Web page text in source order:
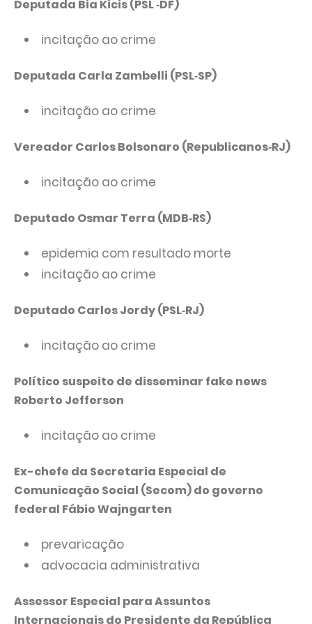
Deputada Bia Kicis (PSL ‑DF)
incitação ao crime
Deputada Carla Zambelli (PSL‑SP)
incitação ao crime
Vereador Carlos Bolsonaro (Republicanos‑RJ)
incitação ao crime
Deputado Osmar Terra (MDB‑RS)
epidemia com resultado morte
incitação ao crime
Deputado Carlos Jordy (PSL‑RJ)
incitação ao crime
Político suspeito de disseminar fake news
Roberto Jefferson
incitação ao crime
Ex-chefe da Secretaria Especial de
Comunicação Social (Secom) do governo
federal Fábio Wajngarten
prevaricação
advocacia administrativa
Assessor Especial para Assuntos
Internacionais do Presidente da República